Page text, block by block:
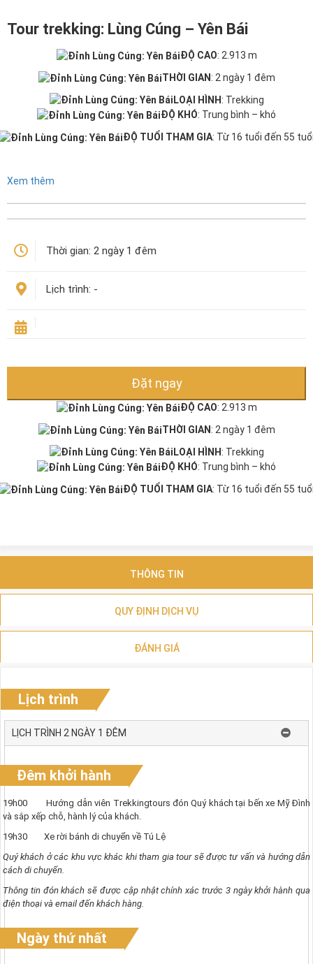
Tour trekking: Lùng Cúng – Yên Bái
ĐỘ CAO: 2.913 m
THỜI GIAN : 2 ngày 1 đêm
LOẠI HÌNH: Trekking
ĐỘ KHÓ: Trung bình – khó
ĐỘ TUỔI THAM GIA: Từ 16 tuổi đến 55
Xem thêm
Thời gian: 2 ngày 1 đêm
Lịch trình: -
Đặt ngay
ĐỘ CAO: 2.913 m
THỜI GIAN : 2 ngày 1 đêm
LOẠI HÌNH: Trekking
ĐỘ KHÓ: Trung bình – khó
ĐỘ TUỔI THAM GIA: Từ 16 tuổi đến 55
THÔNG TIN
QUY ĐỊNH DỊCH VỤ
ĐÁNH GIÁ
Lịch trình
LỊCH TRÌNH 2 NGÀY 1 ĐÊM
Đêm khởi hành
19h00 Hướng dẫn viên Trekkingtours đón Quý khách tại bến xe Mỹ Đình
và sắp xếp chỗ, hành lý của khách.
19h30 Xe rời bánh di chuyển về Tú Lệ
Quý khách ở các khu vực khác khi tham gia tour sẽ được tư vấn và hướng dẫn
cách di chuyển.
Thông tin đón khách sẽ được cập nhật chính xác trước 3 ngày khởi hành qua
điện thoại và email đến khách hàng.
Ngày thứ nhất